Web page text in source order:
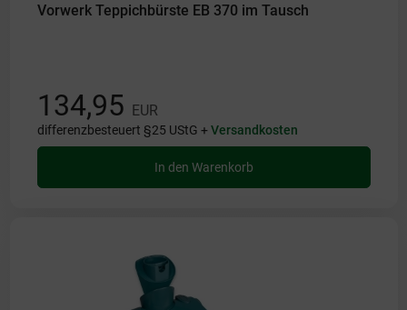
Vorwerk Teppichbürste EB 370 im Tausch
134,95 EUR
differenzbesteuert §25 UStG +Versandkosten
In den Warenkorb